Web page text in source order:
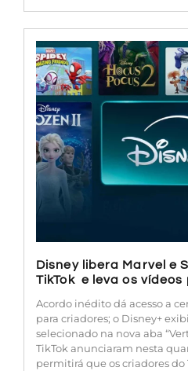
Disney libera Marvel e
TikTok e leva os vídeos
Acordo inédito dá acesso a
para criadores; o Disney+
selecionado na nova aba
TikTok anunciaram nesta
permitirá que os criadores